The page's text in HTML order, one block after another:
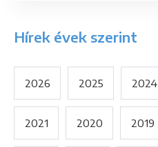
Hírek évek szerint
2026 2025 2024
2021 2020 2019